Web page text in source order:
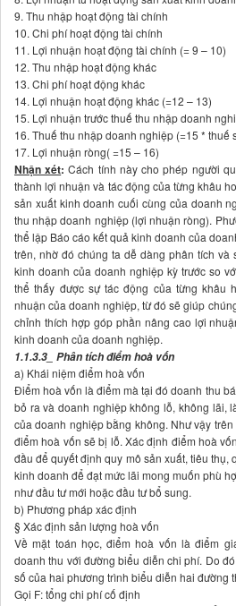
9. Thu nhập hoạt động tài chính
10. Chi phí hoạt động tài chính
11. Lợi nhuận hoạt động tài chính (= 9 – 10)
12. Thu nhập hoạt động khác
13. Chi phí hoạt động khác
14. Lợi nhuận hoạt động khác (=12 – 13)
15. Lợi nhuận trước thuế thu nhập doanh
16. Thuế thu nhập doanh nghiệp (=15 * thuế
17. Lợi nhuận ròng( =15 – 16)
Nhận xét: Cách tính này cho phép người
thành lợi nhuận và tác động của từng khâu
sản xuất kinh doanh cuối cùng của doanh
thu nhập doanh nghiệp (lợi nhuận ròng).
thể lập Báo cáo kết quả kinh doanh của
trên, nhờ đó chúng ta dễ dàng phân tích và
kinh doanh của doanh nghiệp kỳ trước so
thể thấy được sự tác động của từng khâu
nhuận của doanh nghiệp, từ đó sẽ giúp
chỉnh thích hợp góp phần nâng cao lợi
kinh doanh của doanh nghiệp.
1.1.3.3_ Phân tích điểm hoà vốn
a) Khái niệm điểm hoà vốn
Điểm hoà vốn là điểm mà tại đó doanh thu
bỏ ra và doanh nghiệp không lỗ, không lãi,
của doanh nghiệp bằng không. Như vậy
điểm hoà vốn sẽ bị lỗ. Xác định điểm hoà
đầu để quyết định quy mô sản xuất, tiêu thụ,
kinh doanh để đạt mức lãi mong muốn phù
như đầu tư mới hoặc đầu tư bổ sung.
b) Phương pháp xác định
§ Xác định sản lượng hoà vốn
Về mặt toán học, điểm hoà vốn là điểm
doanh thu với đường biểu diễn chi phí. Do
số của hai phương trình biểu diễn hai đường
Gọi F: tổng chi phí cố định